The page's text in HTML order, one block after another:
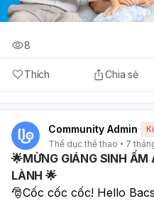
Thích Chia sẻ
8
Community Admin
Thể dục thể thao
7
🌟MỪNG GIÁNG SINH ẤM
LÀNH 🌟
🎅Cốc cốc cốc! Hello